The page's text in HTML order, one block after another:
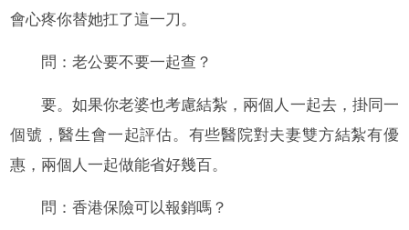
會心疼你替她扛了這一刀。
問：老公要不要一起查？
要。如果你老婆也考慮結紮，兩個人一起去，掛同一
個號，醫生會一起評估。有些醫院對夫妻雙方結紮有優
惠，兩個人一起做能省好幾百。
問：香港保險可以報銷嗎？